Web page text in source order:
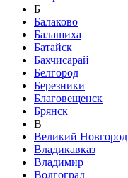
Б
Балаково
Балашиха
Батайск
Бахчисарай
Белгород
Березники
Благовещенск
Брянск
В
Великий Новгород
Владикавказ
Владимир
Волгоград